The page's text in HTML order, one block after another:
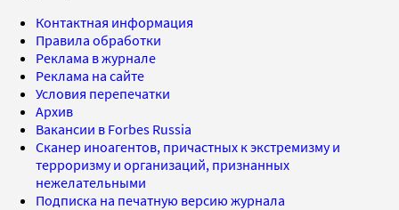
Контактная информация
Правила обработки
Реклама в журнале
Реклама на сайте
Условия перепечатки
Архив
Вакансии в Forbes Russia
Сканер иноагентов, причастных к экстремизму и
терроризму и организаций, признанных
нежелательными
Подписка на печатную версию журнала